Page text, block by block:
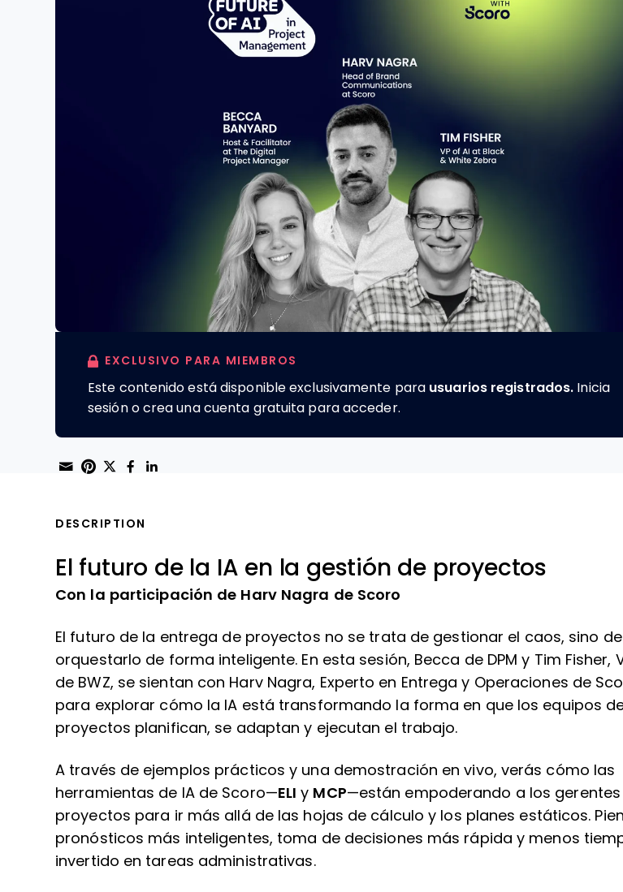
EXCLUSIVO PARA MIEMBROS
Este contenido está disponible exclusivamente para usuarios registrados. Inicia
sesión o crea una cuenta gratuita para acceder.
Share through Email
Print this page
Share on Pinterest
Share on Twitter
Share on Facebook
DESCRIPTION
El futuro de la IA en la gestión de proyectos
Con la participación de Harv Nagra de Scoro
El futuro de la entrega de proyectos no se trata de gestionar el caos, sino de
orquestarlo de forma inteligente. En esta sesión, Becca de DPM y Tim Fisher,
de BWZ, se sientan con Harv Nagra, Experto en Entrega y Operaciones de
para explorar cómo la IA está transformando la forma en que los equipos
proyectos planifican, se adaptan y ejecutan el trabajo.
A través de ejemplos prácticos y una demostración en vivo, verás cómo las
herramientas de IA de Scoro—ELI y MCP—están empoderando a los gerentes
proyectos para ir más allá de las hojas de cálculo y los planes estáticos.
pronósticos más inteligentes, toma de decisiones más rápida y menos
invertido en tareas administrativas.